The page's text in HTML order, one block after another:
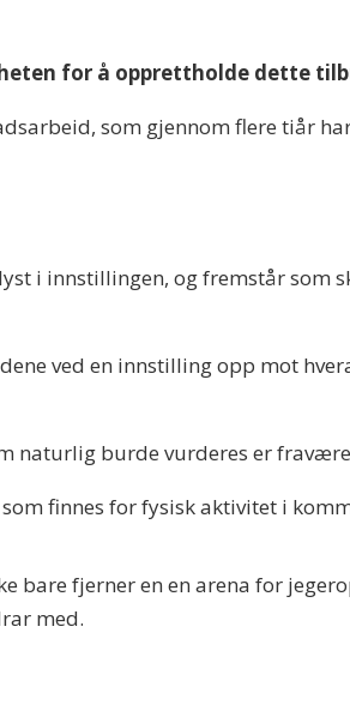
for å opprettholde dette
som gjennom flere tiår
i innstillingen, og fremstår som
ved en innstilling opp mot
naturlig burde vurderes er
finnes for fysisk aktivitet i
bare fjerner en en arena for
med.